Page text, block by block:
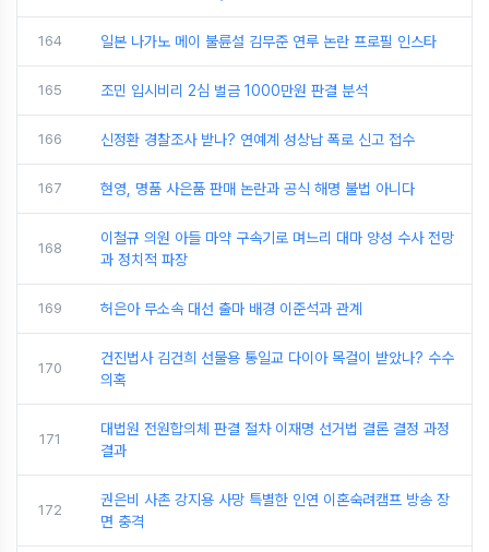
164 일본 나가노 메이 불륜설 김무준 연루 논란 프로필 인스타
165 조민 입시비리 2심 벌금 1000만원 판결 분석
166 신정환 경찰조사 받나? 연예계 성상납 폭로 신고 접수
167 현영, 명품 사은품 판매 논란과 공식 해명 불법 아니다
168
이철규 의원 아들 마약 구속기로 며느리 대마 양성 수사 전망
과 정치적 파장
169 허은아 무소속 대선 출마 배경 이준석과 관계
170
건진법사 김건희 선물용 통일교 다이아 목걸이 받았나? 수수
의혹
171
대법원 전원합의체 판결 절차 이재명 선거법 결론 결정 과정
결과
172
권은비 사촌 강지용 사망 특별한 인연 이혼숙려캠프 방송 장
면 충격